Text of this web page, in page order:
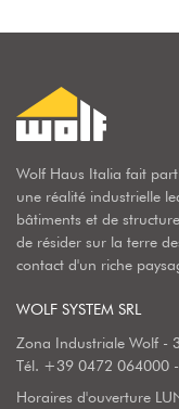
Wolf Haus Italia fait
une réalité industrielle
bâtiments et de
de résider sur la terre
contact d'un riche
WOLF SYSTEM SRL
Zona Industriale Wolf -
Tél. +39 0472 064000 -
Horaires d'ouverture